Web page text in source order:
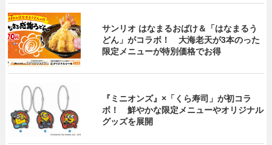
サンリオ はなまるおばけ＆「はなまるう
どん」がコラボ！ 大海老天が3本のった
限定メニューが特別価格でお得
『ミニオンズ』×「くら寿司」が初コラ
ボ！ 鮮やかな限定メニューやオリジナル
グッズを展開